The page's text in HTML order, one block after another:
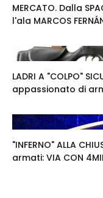
MERCATO. Dalla
l'ala MARCOS
LADRI A "COLPO"
appassionato di
"INFERNO" ALLA
armati: VIA CON